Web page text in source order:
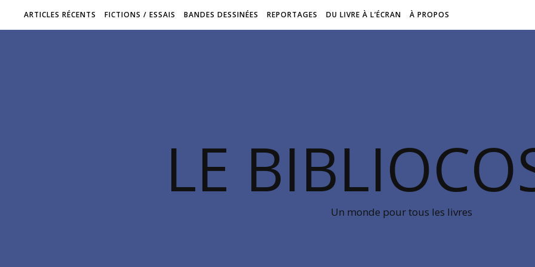
ARTICLES RÉCENTS FICTIONS / ESSAIS BANDES DESSINÉES REPORTAGES DU LIVRE À L’ÉCRAN À PROPOS
LE
Un monde pour tous les livres